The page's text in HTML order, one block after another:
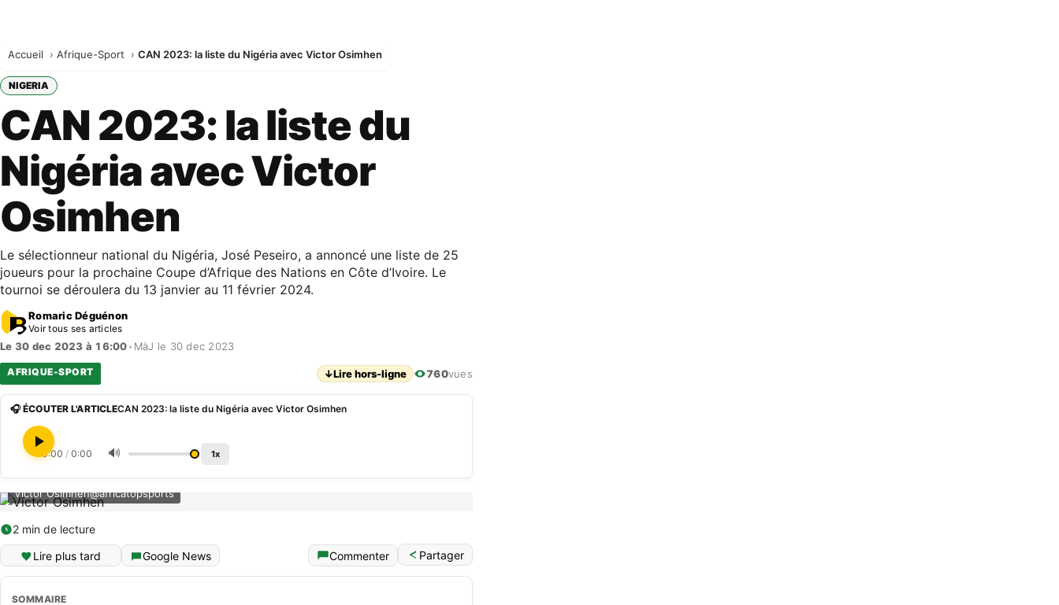
Accueil Afrique-Sport CAN 2023: la liste du Nigéria avec Victor Osimhen
NIGERIA
CAN 2023: la liste du
Nigéria avec Victor
Osimhen
Le sélectionneur national du Nigéria, José Peseiro, a annoncé une liste de 25
joueurs pour la prochaine Coupe d’Afrique des Nations en Côte d’Ivoire. Le
tournoi se déroulera du 13 janvier au 11 février 2024.
Romaric Déguénon
Voir tous ses articles
Le 30 dec 2023 à 16:00• MàJ le 30 dec 2023
AFRIQUE-SPORT ↓Lire hors-ligne 760vues
🎧 ÉCOUTER L'ARTICLECAN 2023: la liste du Nigéria avec Victor Osimhen
0:00 / 0:00 🔊 1x
Victor Osimhen@africatopsports
2 min de lecture
Lire plus tard
Google News Commenter Partager
SOMMAIRE